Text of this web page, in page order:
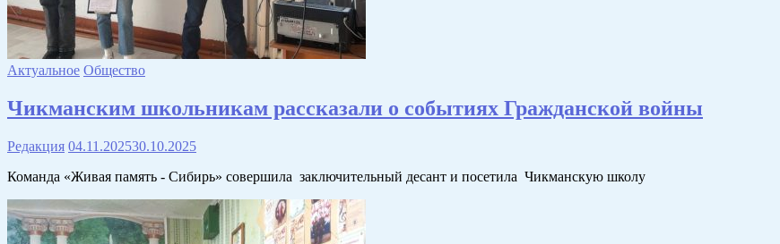
Актуальное Общество
Чикманским школьникам рассказали о событиях Гражданской войны
Редакция 04.11.202530.10.2025
Команда «Живая память - Сибирь» совершила заключительный десант и посетила Чикманскую школу